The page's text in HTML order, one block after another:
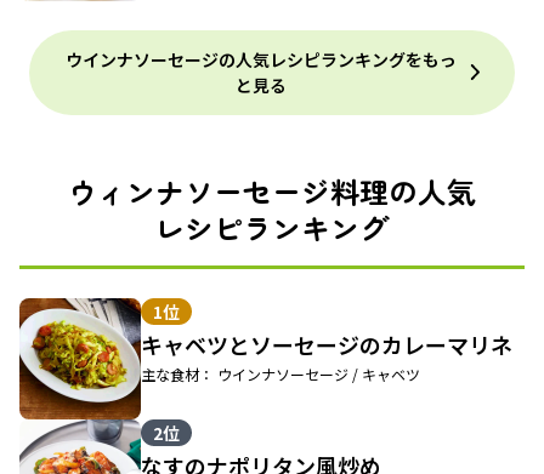
ウインナソーセージの人気レシピランキングをもっ
と見る
ウィンナソーセージ料理の人気
レシピランキング
1位
キャベツとソーセージのカレーマリネ
主な食材： ウインナソーセージ / キャベツ
2位
なすのナポリタン風炒め